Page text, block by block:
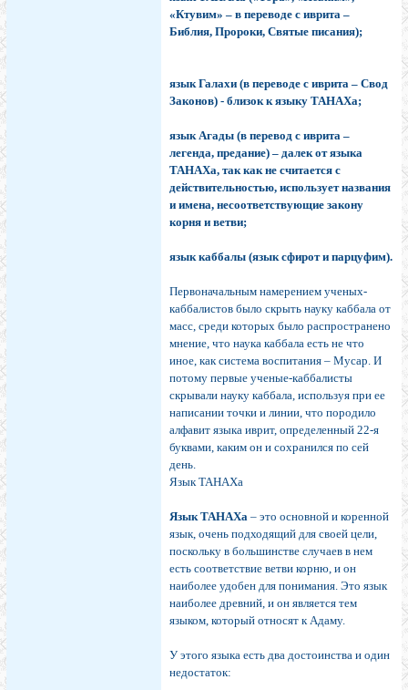
«Ктувим» – в переводе с иврита –
Библия, Пророки, Святые писания);
язык Галахи (в переводе с иврита – Свод
Законов) - близок к языку ТАНАХа;
язык Агады (в перевод с иврита –
легенда, предание) – далек от языка
ТАНАХа, так как не считается с
действительностью, использует названия
и имена, несоответствующие закону
корня и ветви;
язык каббалы (язык сфирот и парцуфим).
Первоначальным намерением ученых-
каббалистов было скрыть науку каббала от
масс, среди которых было распространено
мнение, что наука каббала есть не что
иное, как система воспитания – Мусар. И
потому первые ученые-каббалисты
скрывали науку каббала, используя при ее
написании точки и линии, что породило
алфавит языка иврит, определенный 22-я
буквами, каким он и сохранился по сей
день.
Язык ТАНАХа
Язык ТАНАХа – это основной и коренной
язык, очень подходящий для своей цели,
поскольку в большинстве случаев в нем
есть соответствие ветви корню, и он
наиболее удобен для понимания. Это язык
наиболее древний, и он является тем
языком, который относят к Адаму.
У этого языка есть два достоинства и один
недостаток: